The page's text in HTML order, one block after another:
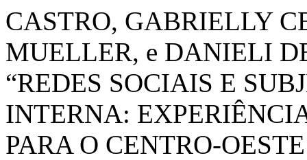
CASTRO, GABRIELLY
MUELLER, e DANIELI
“REDES SOCIAIS E
INTERNA:
PARA O CENTRO-